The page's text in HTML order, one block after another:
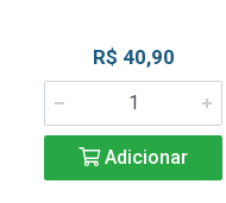
R$ 40,90
Adicionar